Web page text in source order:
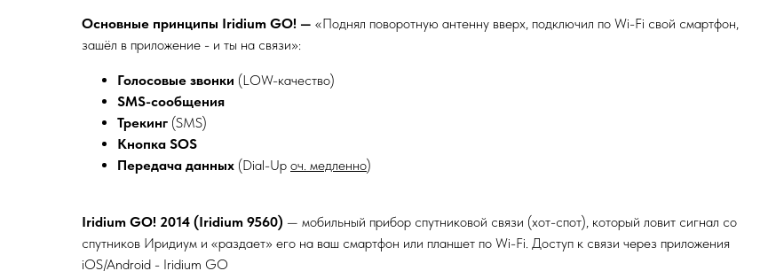
Основные принципы Iridium GO! — «Поднял поворотную антенну вверх, подключил по Wi-Fi свой смартфон,
зашёл в приложение - и ты на связи»:
Голосовые звонки (LOW-качество)
SMS-сообщения
Трекинг (SMS)
Кнопка SOS
Передача данных (Dial-Up оч. медленно)
Iridium GO! 2014 (Iridium 9560) — мобильный прибор спутниковой связи (хот-спот), который ловит сигнал со
спутников Иридиум и «раздает» его на ваш смартфон или планшет по Wi-Fi. Доступ к связи через приложения
iOS/Android - Iridium GO